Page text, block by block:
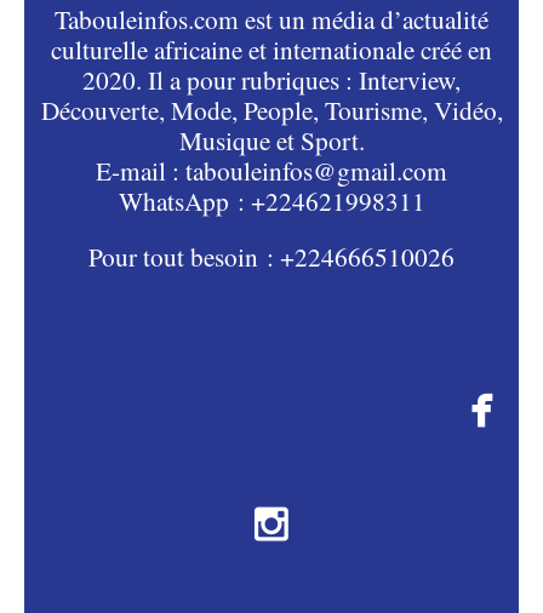
Tabouleinfos.com est un média d’actualité
culturelle africaine et internationale créé en
2020. Il a pour rubriques : Interview,
Découverte, Mode, People, Tourisme, Vidéo,
Musique et Sport.
E-mail : tabouleinfos@gmail.com
WhatsApp : +224621998311
Pour tout besoin : +224666510026